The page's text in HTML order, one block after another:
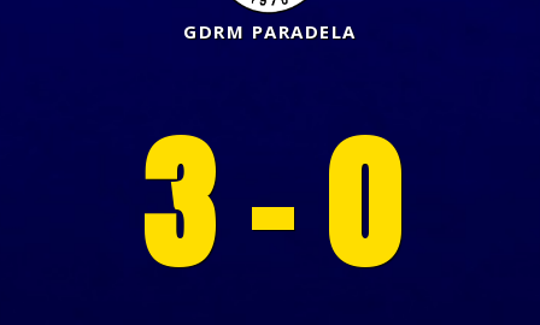
GDRM PARADELA
3 - 0